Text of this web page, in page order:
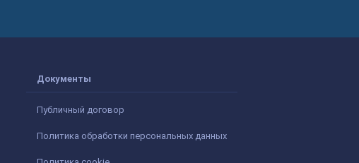
Документы
Публичный договор
Политика обработки персональных данных